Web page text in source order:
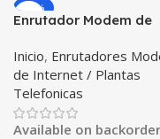
COLOR
Negro,Azul , Verde ,Rosa
Azul Oscuro
-20%
Enrutador Modem de
Libre Todo Operador
LTE SIMCARD
Inicio, Enrutadores
de Internet / Plantas
Telefonicas
Available on backorder